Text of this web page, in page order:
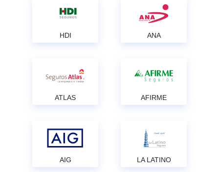
HDI ANA
ATLAS AFIRME
AIG LA LATINO